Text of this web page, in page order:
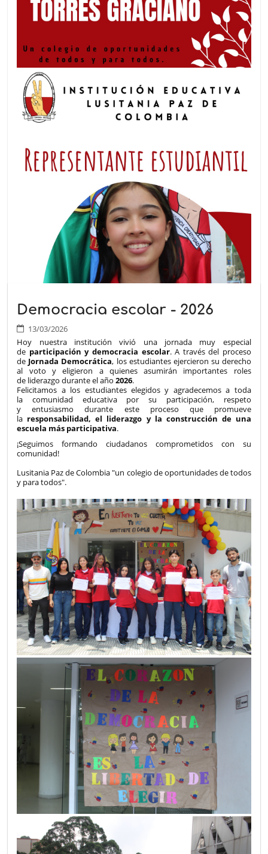
Democracia escolar - 2026
13/03/2026
Hoy nuestra institución vivió una jornada muy especial
de participación y democracia escolar. A través del proceso
de Jornada Democrática, los estudiantes ejercieron su derecho
al voto y eligieron a quienes asumirán importantes roles
de liderazgo durante el año2026.
Felicitamos a los estudiantes elegidos y agradecemos a toda
la comunidad educativa por su participación, respeto
y entusiasmo durante este proceso que promueve
la responsabilidad, el liderazgo y la construcción de una
escuela más participativa.
¡Seguimos formando ciudadanos comprometidos con su
comunidad!
Lusitania Paz de Colombia "un colegio de oportunidades de todos
y para todos".